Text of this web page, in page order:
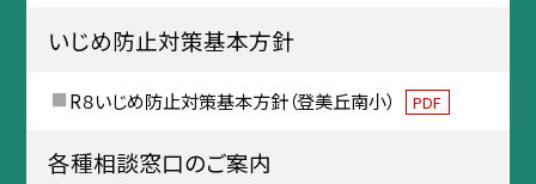
いじめ防止対策基本方針
R８いじめ防止対策基本方針（登美丘南小） PDF
各種相談窓口のご案内